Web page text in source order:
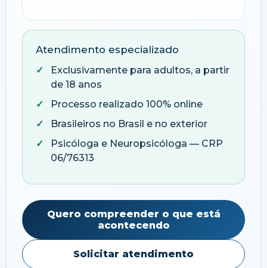
Atendimento especializado
Exclusivamente para adultos, a partir
de 18 anos
Processo realizado 100% online
Brasileiros no Brasil e no exterior
Psicóloga e Neuropsicóloga — CRP
06/76313
Quero compreender o que está
acontecendo
Solicitar atendimento